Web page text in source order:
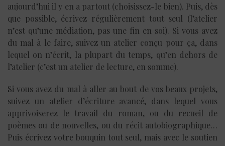
aujourd’hui il y en a partout (choisissez-le bien). Puis, dès
que possible, écrivez régulièrement tout seul (l’atelier
n’est qu’une médiation, pas une fin en soi). Si vous avez
du mal à le faire, suivez un atelier conçu pour ça, dans
lequel on n’écrit, la plupart du temps, qu’en dehors de
l’atelier (c’est un atelier de lecture, en somme).
Si vous avez du mal à aller au bout de vos beaux projets,
suivez un atelier d’écriture avancé, dans lequel vous
apprivoiserez le travail du roman, ou du recueil de
poèmes ou de nouvelles, ou du récit autobiographique…
Puis écrivez votre bouquin tout seul, mais avec le soutien